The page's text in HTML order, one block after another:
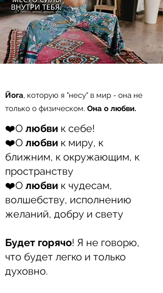
Йога, которую я "несу" в мир - она не
только о физическом. Она о любви.
❤️О любви к себе!
❤️О любви к миру, к
ближним, к окружающим, к
пространству
❤️О любви к чудесам,
волшебству, исполнению
желаний, добру и свету
Будет горячо! Я не говорю,
что будет легко и только
духовно.